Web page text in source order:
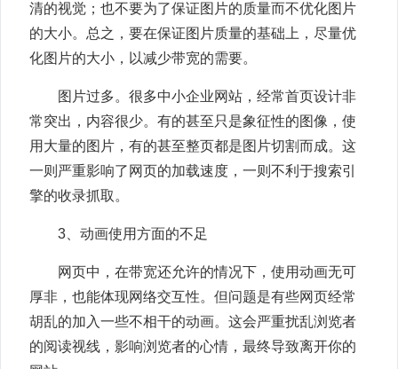
清的视觉；也不要为了保证图片的质量而不优化图片
的大小。总之，要在保证图片质量的基础上，尽量优
化图片的大小，以减少带宽的需要。
图片过多。很多中小企业网站，经常首页设计非
常突出，内容很少。有的甚至只是象征性的图像，使
用大量的图片，有的甚至整页都是图片切割而成。这
一则严重影响了网页的加载速度，一则不利于搜索引
擎的收录抓取。
3、动画使用方面的不足
网页中，在带宽还允许的情况下，使用动画无可
厚非，也能体现网络交互性。但问题是有些网页经常
胡乱的加入一些不相干的动画。这会严重扰乱浏览者
的阅读视线，影响浏览者的心情，最终导致离开你的